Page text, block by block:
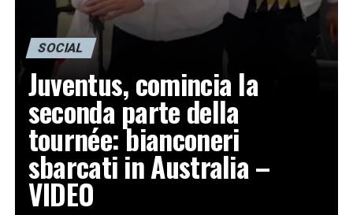
SOCIAL
Juventus, comincia la
seconda parte della
tournée: bianconeri
sbarcati in Australia –
VIDEO